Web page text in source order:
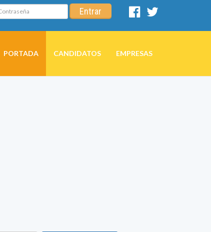
Entrar
Facebook
PORTADA CANDIDATOS EMPRESAS